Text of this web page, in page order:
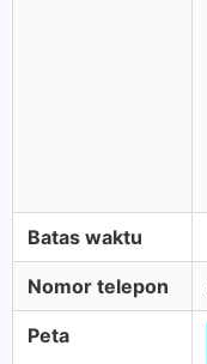
Batas waktu
Nomor telepon
Peta